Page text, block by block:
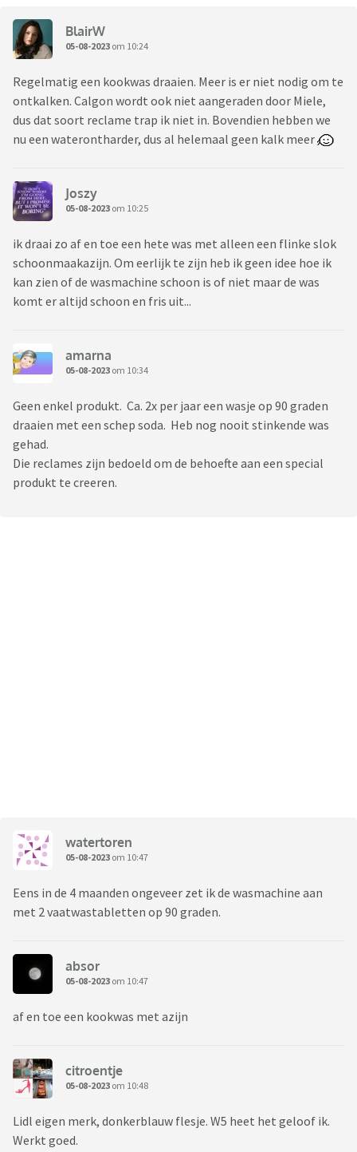
BlairW
05-08-2023 om 10:24
Regelmatig een kookwas draaien. Meer is er niet nodig om te
ontkalken. Calgon wordt ook niet aangeraden door Miele,
dus dat soort reclame trap ik niet in. Bovendien hebben we
nu een waterontharder, dus al helemaal geen kalk meer
Joszy
05-08-2023 om 10:25
ik draai zo af en toe een hete was met alleen een flinke slok
schoonmaakazijn. Om eerlijk te zijn heb ik geen idee hoe ik
kan zien of de wasmachine schoon is of niet maar de was
komt er altijd schoon en fris uit...
amarna
05-08-2023 om 10:34
Geen enkel produkt. Ca. 2x per jaar een wasje op 90 graden
draaien met een schep soda. Heb nog nooit stinkende was
gehad.
Die reclames zijn bedoeld om de behoefte aan een special
produkt te creeren.
watertoren
05-08-2023 om 10:47
Eens in de 4 maanden ongeveer zet ik de wasmachine aan
met 2 vaatwastabletten op 90 graden.
absor
05-08-2023 om 10:47
af en toe een kookwas met azijn
citroentje
05-08-2023 om 10:48
Lidl eigen merk, donkerblauw flesje. W5 heet het geloof ik.
Werkt goed.